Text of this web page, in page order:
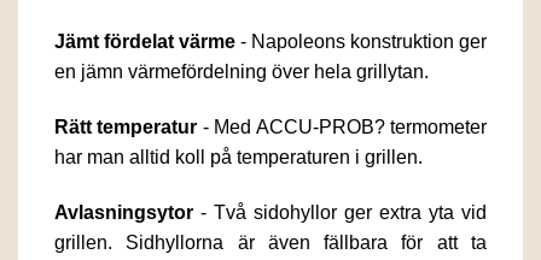
Jämt fördelat värme - Napoleons konstruktion ger
en jämn värmefördelning över hela grillytan.
Rätt temperatur - Med ACCU-PROB? termometer
har man alltid koll på temperaturen i grillen.
Avlasningsytor - Två sidohyllor ger extra yta vid
grillen. Sidhyllorna är även fällbara för att ta